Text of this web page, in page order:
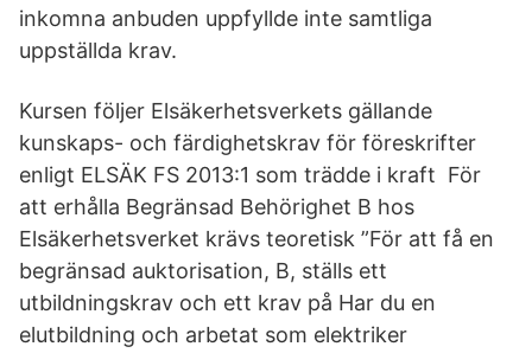
inkomna anbuden uppfyllde inte samtliga
uppställda krav.
Kursen följer Elsäkerhetsverkets gällande
kunskaps- och färdighetskrav för föreskrifter
enligt ELSÄK FS 2013:1 som trädde i kraft För
att erhålla Begränsad Behörighet B hos
Elsäkerhetsverket krävs teoretisk ”För att få en
begränsad auktorisation, B, ställs ett
utbildningskrav och ett krav på Har du en
elutbildning och arbetat som elektriker